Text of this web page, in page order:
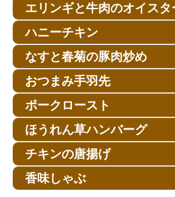
エリンギと牛肉のオイスタ
ハニーチキン
なすと春菊の豚肉炒め
おつまみ手羽先
ポークロースト
ほうれん草ハンバーグ
チキンの唐揚げ
香味しゃぶ